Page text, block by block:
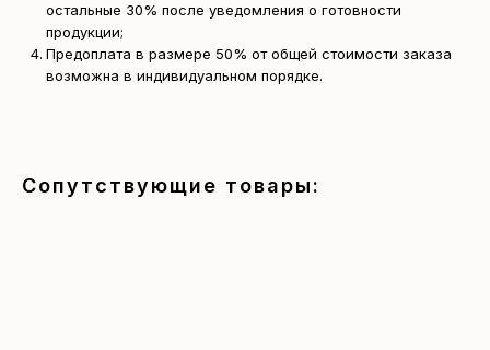
остальные 30% после уведомления о готовности
продукции;
Предоплата в размере 50% от общей стоимости заказа
возможна в индивидуальном порядке.
Сопутствующие товары:
за 15 минут